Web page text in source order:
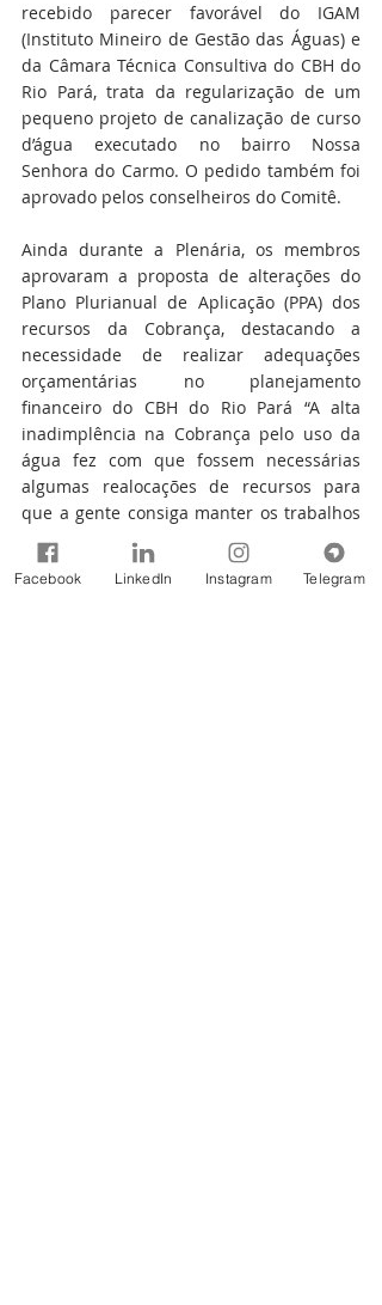
recebido parecer favorável do IGAM
(Instituto Mineiro de Gestão das Águas) e
da Câmara Técnica Consultiva do CBH do
Rio Pará, trata da regularização de um
pequeno projeto de canalização de curso
d’água executado no bairro Nossa
Senhora do Carmo. O pedido também foi
aprovado pelos conselheiros do Comitê.
Ainda durante a Plenária, os membros
aprovaram a proposta de alterações do
Plano Plurianual de Aplicação (PPA) dos
recursos da Cobrança, destacando a
necessidade de realizar adequações
orçamentárias no planejamento
financeiro do CBH do Rio Pará “A alta
inadimplência na Cobrança pelo uso da
água fez com que fossem necessárias
algumas realocações de recursos para
que a gente consiga manter os trabalhos
do Comitê, sem comprometer nosso
orçamento financeiro, garantindo a
continuidade de todas as nossas ações”,
Facebook LinkedIn Instagram Telegram